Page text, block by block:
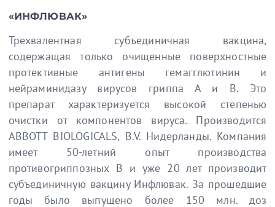
«ИНФЛЮВАК»
Трехвалентная субъединичная вакцина,
содержащая только очищенные поверхностные
протективные антигены гемагглютинин и
нейраминидазу вирусов гриппа А и В. Это
препарат характеризуется высокой степенью
очистки от компонентов вируса. Производится
ABBOTT BIOLOGICALS, B.V. Нидерланды. Компания
имеет 50-летний опыт производства
противогриппозных В и уже 20 лет производит
субъединичную вакцину Инфлювак. За прошедшие
годы было выпущено более 150 млн. доз